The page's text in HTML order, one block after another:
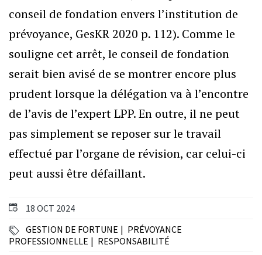
18 OCT 2024
GESTION DE FORTUNE
PRÉVOYANCE
PROFESSIONNELLE
RESPONSABILITÉ
conseil de fondation envers l’institution de
prévoyance, GesKR 2020 p. 112). Comme le
souligne cet arrêt, le conseil de fondation
serait bien avisé de se montrer encore plus
prudent lorsque la délégation va à l’encontre
de l’avis de l’expert LPP. En outre, il ne peut
pas simplement se reposer sur le travail
effectué par l’organe de révision, car celui-ci
peut aussi être défaillant.